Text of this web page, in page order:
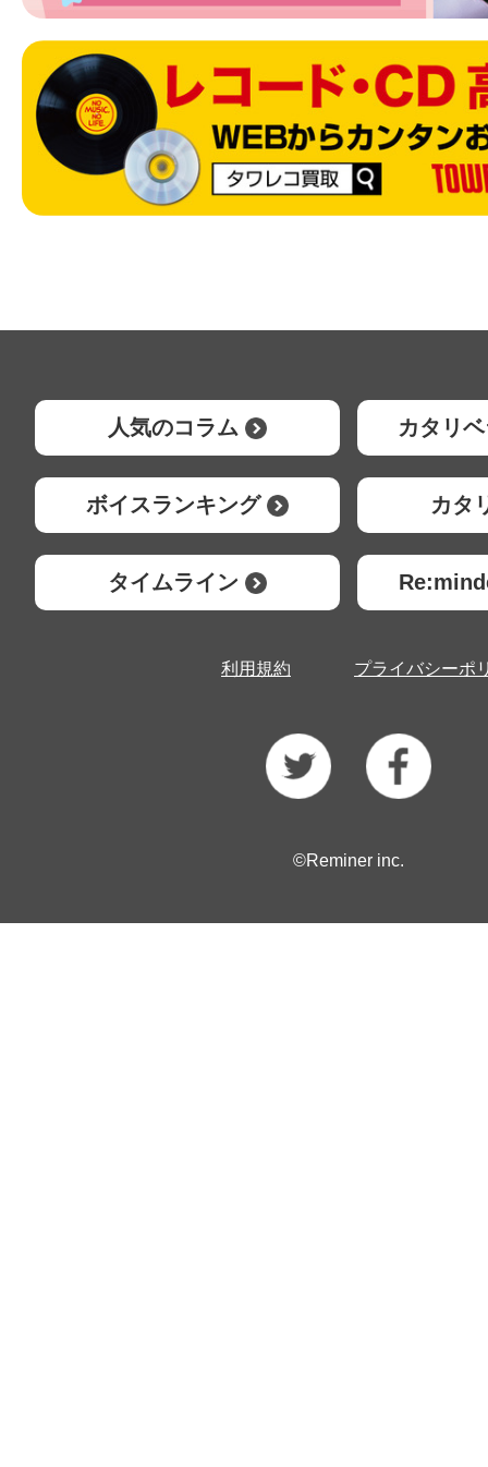
人気のコラム カタリ
ボイスランキング カタ
タイムライン
利用規約 プライバシーポ
©Reminer inc.